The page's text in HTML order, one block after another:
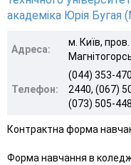
академіка Юрія Бугая
Адреса:
м. Київ, пров.
Телефон:
(044) 353-
2440, (067)
(073) 505-
Контрактна форма
Форма навчання в